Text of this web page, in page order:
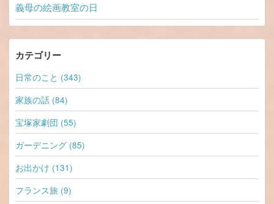
義母の絵画教室の日
カテゴリー
日常のこと (343)
家族の話 (84)
宝塚家劇団 (55)
ガーデニング (85)
お出かけ (131)
フランス旅 (9)